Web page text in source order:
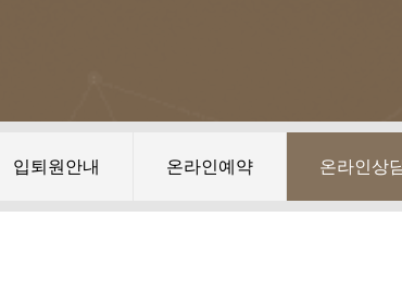
입퇴원안내 온라인예약 온라인상